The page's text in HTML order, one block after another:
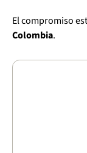
El compromiso
Colombia.